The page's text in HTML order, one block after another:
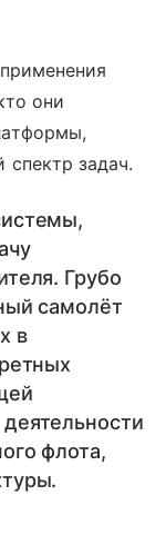
они
задач.
Грубо
самолёт
в
флота,